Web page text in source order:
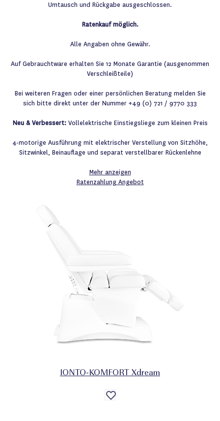
Umtausch und Rückgabe ausgeschlossen.
Ratenkauf möglich.
Alle Angaben ohne Gewähr.
Auf Gebrauchtware erhalten Sie 12 Monate Garantie (ausgenommen
Verschleißteile)
Bei weiteren Fragen oder einer persönlichen Beratung melden Sie
sich bitte direkt unter der Nummer +49 (0) 721 / 9770 333
Neu & Verbessert: Vollelektrische Einstiegsliege zum kleinen Preis
4-motorige Ausführung mit elektrischer Verstellung von Sitzhöhe,
Sitzwinkel, Beinauflage und separat verstellbarer Rückenlehne
Mehr anzeigen
Ratenzahlung Angebot
IONTO-KOMFORT Xdream
Auf
die